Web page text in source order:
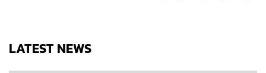
LATEST NEWS